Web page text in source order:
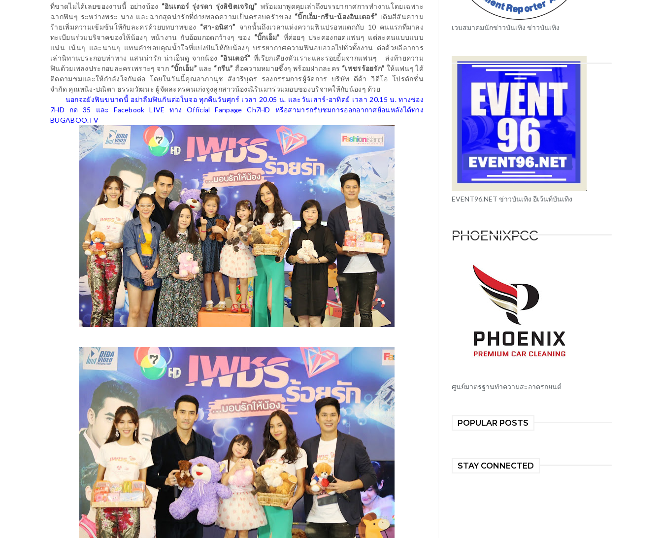
ที่ขาดไม่ได้เลยของงานนี้ อย่างน้อง “อินเตอร์ รุ่งรดา รุ่งลิขิตเจริญ” พร้อมมาพูดคุยเล่าถึงบรรยากาศการทำงานโดยเฉพาะ
ฉากฟินๆ ระหว่างพระ-นาง และฉากสุดน่ารักที่ถ่ายทอดความเป็นครอบครัวของ “บิ๊กเอ็ม-กรีน-น้องอินเตอร์” เติมสีสันความ
ร้ายเพิ่มความเข้มข้นให้กับละครด้วยบทบาทของ “สา-อนิสา” จากนั้นถึงเวลาแห่งความฟินปรอทแตกกับ 10 คนแรกที่มาลง
ทะเบียนร่วมบริจาคของให้น้องๆ หน้างาน กับอ้อมกอดกว้างๆ ของ “บิ๊กเอ็ม” ที่ค่อยๆ ประคองกอดแฟนๆ แต่ละคนแบบแนบ
แน่น เน้นๆ และนานๆ แทนคำขอบคุณน้ำใจที่แบ่งปันให้กับน้องๆ บรรยากาศความฟินอบอวลไปทั่วทั้งงาน ต่อด้วยลีลาการ
เล่านิทานประกอบท่าทาง แสนน่ารัก น่าเอ็นดู จากน้อง “อินเตอร์” ที่เรียกเสียงหัวเราะและรอยยิ้มจากแฟนๆ
ส่งท้ายความ
ฟินด้วยเพลงประกอบละครเพราะๆ จาก “บิ๊กเอ็ม” และ “กรีน” สื่อความหมายซึ้งๆ พร้อมฝากละคร “เพชรร้อยรัก” ให้แฟนๆ ได้
ติดตามชมและให้กำลังใจกันต่อ โดยในวันนี้คุณอาภานุช สังวริบุตร รองกรรมการผู้จัดการ บริษัท ดีด้า วิดีโอ โปรดักชั่น
จำกัด คุณหนิง-ปณิตา ธรรมวัฒนะ ผู้จัดละครคนเก่งจูงลูกสาวน้องณิรินมาร่วมมอบของบริจาคให้กับน้องๆ ด้วย
นอกจอยังฟินขนาดนี้ อย่าลืมฟินกันต่อในจอ ทุกคืนวันศุกร์ เวลา 20.05 น. และวันเสาร์-อาทิตย์ เวลา 20.15 น. ทางช่อง
7HD กด 35 และFacebook LIVEทางOfficial FanpageCh7HD
หรือสามารถรับชมการออกอากาศย้อนหลังได้ทาง
BUGABOO.TV
เวบสมาคมนักข่าวบันเทิง ข่าวบันเทิง
EVENT96.NET ข่าวบันเทิง อีเว้นท์บันเทิง
PHOENIXPCC
ศูนย์มาตรฐานทำความสะอาดรถยนต์
POPULAR POSTS
STAY CONNECTED